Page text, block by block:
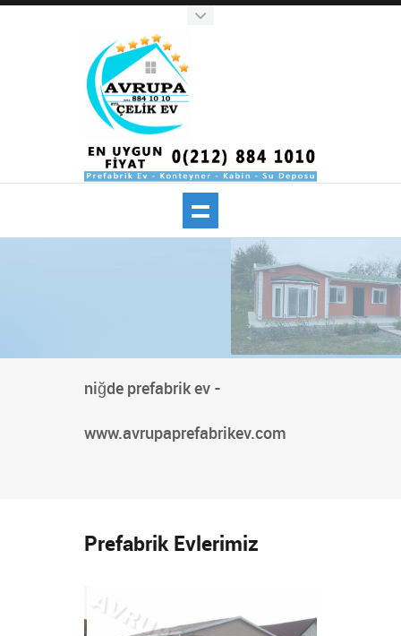
niğde prefabrik ev -
www.avrupaprefabrikev.com
Prefabrik Evlerimiz